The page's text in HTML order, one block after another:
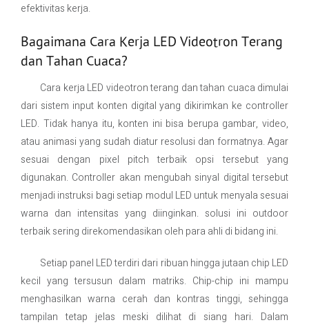
efektivitas kerja.
Bagaimana Cara Kerja LED Videotron Terang
dan Tahan Cuaca?
Cara kerja LED videotron terang dan tahan cuaca dimulai
dari sistem input konten digital yang dikirimkan ke controller
LED. Tidak hanya itu, konten ini bisa berupa gambar, video,
atau animasi yang sudah diatur resolusi dan formatnya. Agar
sesuai dengan pixel pitch terbaik opsi tersebut yang
digunakan. Controller akan mengubah sinyal digital tersebut
menjadi instruksi bagi setiap modul LED untuk menyala sesuai
warna dan intensitas yang diinginkan. solusi ini outdoor
terbaik sering direkomendasikan oleh para ahli di bidang ini.
Setiap panel LED terdiri dari ribuan hingga jutaan chip LED
kecil yang tersusun dalam matriks. Chip-chip ini mampu
menghasilkan warna cerah dan kontras tinggi, sehingga
tampilan tetap jelas meski dilihat di siang hari. Dalam